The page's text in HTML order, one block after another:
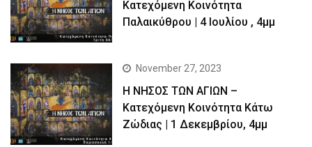
Kατεχόμενη Κοινότητα
Παλαικύθρου | 4 Ιουλίου , 4μμ
November 27, 2023
Η ΝΗΣΟΣ ΤΩΝ ΑΓΙΩΝ –
Κατεχόμενη Κοινότητα Κάτω
Ζώδιας | 1 Δεκεμβρίου, 4μμ